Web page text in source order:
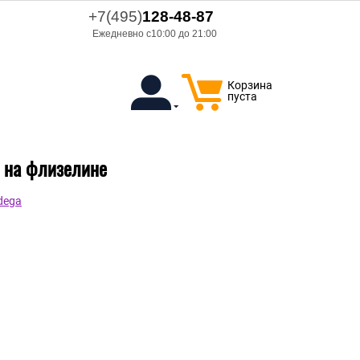
+7(495)128-48-87
Ежедневно с10:00 до 21:00
Корзина
пуста
флизелине